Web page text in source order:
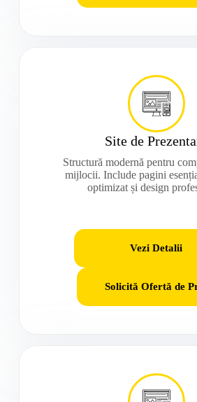
Site de
Structură modernă pentru
mijlocii. Include pagini
optimizat și design
Vezi Detalii
Solicită Ofertă de